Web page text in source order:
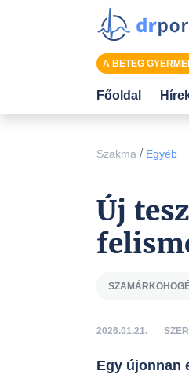
Szakma / Egyéb
Új
2026.01.21.
Egy újonnan
A BETEG
Főoldal